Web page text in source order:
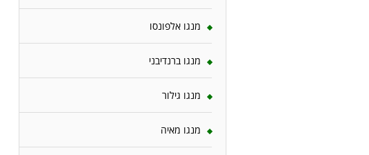
מנגו אלפונסו
מנגו ברנדיבני
מנגו גילור
מנגו מאיה